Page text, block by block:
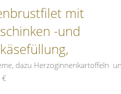
mit
-und
dazu Herzoginnenkartoffeln
€